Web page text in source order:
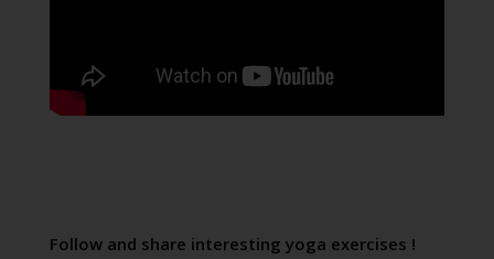
Follow and share interesting yoga exercises !